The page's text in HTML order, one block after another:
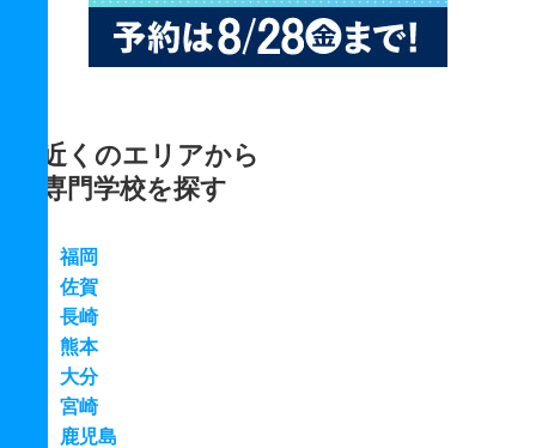
近くのエリアから
専門学校を探す
福岡
佐賀
長崎
熊本
大分
宮崎
鹿児島